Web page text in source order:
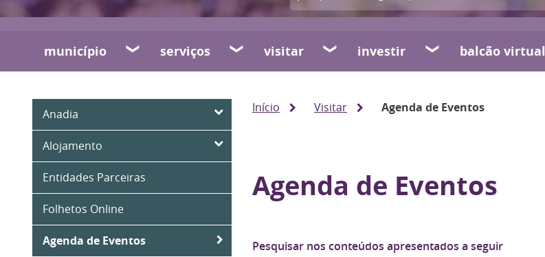
município serviços visitar investir balcão virtual
Anadia
Alojamento
Entidades Parceiras
Folhetos Online
Agenda de Eventos
Início Visitar Agenda de Eventos
Agenda de Eventos
Pesquisar nos conteúdos apresentados a seguir